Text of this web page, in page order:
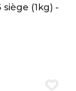
(1kg) -